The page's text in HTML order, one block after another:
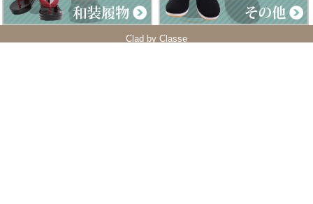
Clad by Classe